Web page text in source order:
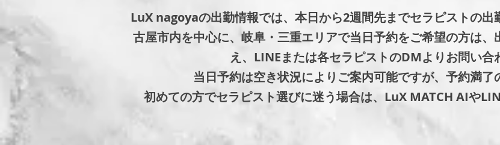
LuX nagoyaの出勤情報では、本日から2週間先までセラピストの出
古屋市内を中心に、岐阜・三重エリアで当日予約をご希望の方は、
え、LINEまたは各セラピストのDMよりお問い合
当日予約は空き状況によりご案内可能ですが、予約満了
初めての方でセラピスト選びに迷う場合は、LuX MATCH AIや